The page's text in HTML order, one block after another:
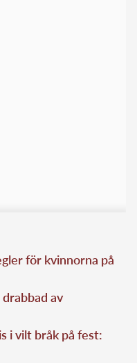
för kvinnorna på
av
i vilt bråk på fest: